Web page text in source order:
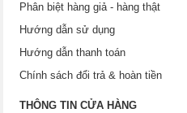
Phân biệt hàng giả - hàng thật
Hướng dẫn sử dụng
Hướng dẫn thanh toán
Chính sách đổi trả & hoàn tiền
THÔNG TIN CỬA HÀNG